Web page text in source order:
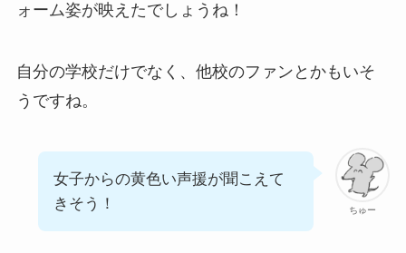
ォーム姿が映えたでしょうね！
自分の学校だけでなく、他校のファンとかもいそ
うですね。
ちゅー
女子からの黄色い声援が聞こえて
きそう！